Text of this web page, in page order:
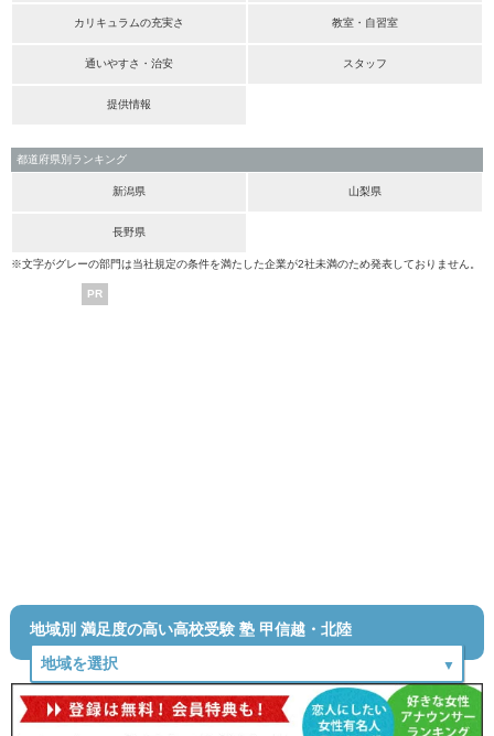
カリキュラムの充実さ 教室・自習室
通いやすさ・治安 スタッフ
提供情報
都道府県別ランキング
新潟県 山梨県
長野県
※文字がグレーの部門は当社規定の条件を満たした企業が2社未満のため発表しておりません。
PR
地域別 満足度の高い高校受験 塾 甲信越・北陸